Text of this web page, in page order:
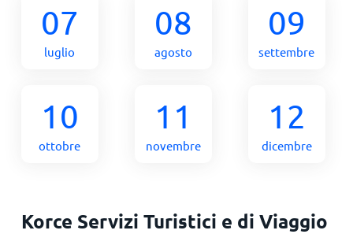
07
luglio
08
agosto
09
settembre
10
ottobre
11
novembre
12
dicembre
Korce Servizi Turistici e di Viaggio